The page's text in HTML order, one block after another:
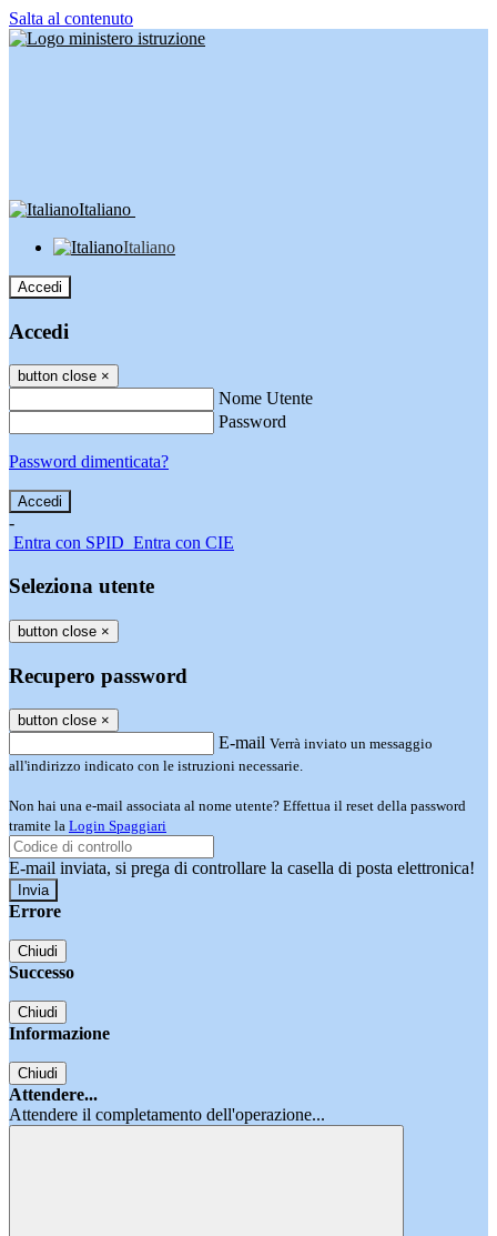
Salta al contenuto
Italiano
Italiano
Accedi
Accedi
button close ×
Nome Utente
Password
Password dimenticata?
-
Entra con SPID Entra con CIE
Seleziona utente
button close ×
Recupero password
button close ×
E-mail Verrà inviato un messaggio
all'indirizzo indicato con le istruzioni necessarie.
Non hai una e-mail associata al nome utente? Effettua il reset della password
tramite la Login Spaggiari
E-mail inviata, si prega di controllare la casella di posta elettronica!
Errore
Chiudi
Successo
Chiudi
Informazione
Chiudi
Attendere...
Attendere il completamento dell'operazione...